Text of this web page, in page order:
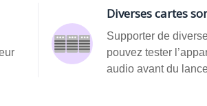
Diverses cartes
Supporter de
pouvez tester
audio avant du